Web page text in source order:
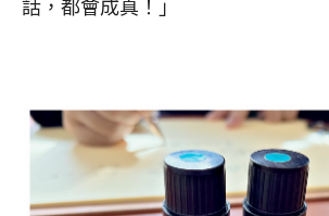
話，都會成真！」